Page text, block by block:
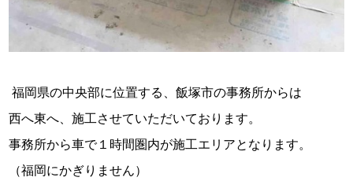
福岡県の中央部に位置する、飯塚市の事務所からは
西へ東へ、施工させていただいております。
事務所から車で１時間圏内が施工エリアとなります。
（福岡にかぎりません）